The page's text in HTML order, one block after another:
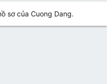
sơ của Cuong Dang.